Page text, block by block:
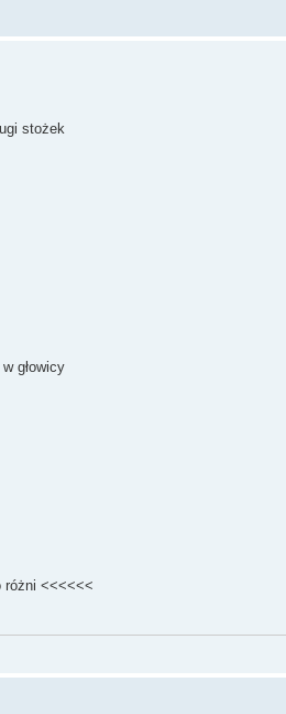
stożek
głowicy
różni <<<<<<